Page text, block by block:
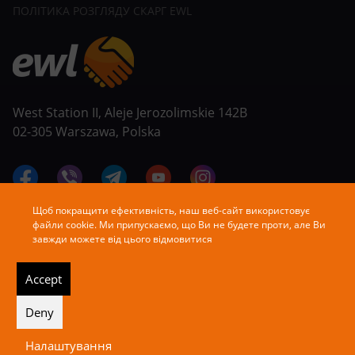
Щоб покращити ефективність, наш веб-сайт використовує
файли cookie. Ми припускаємо, що Ви не будете проти, але Ви
завжди можете від цього відмовитися
Accept
Deny
Налаштування
West Station II, Aleje Jerozolimskie 142B
02-305 Warszawa, Polska
ПОЛІТИКА РОЗГЛЯДУ СКАРГ EWL